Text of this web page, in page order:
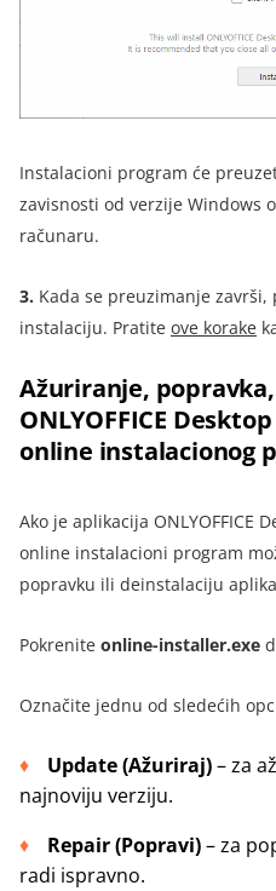
Instalacioni program će
zavisnosti od verzije Windows
računaru.
3. Kada se preuzimanje završi,
instalaciju. Pratite ove korake
Ažuriranje,
ONLYOFFICE
online instalacionog
Ako je aplikacija ONLYOFFICE
online instalacioni program
popravku ili deinstalaciju
Pokrenite online-installer.exe
Označite jednu od sledećih
Update (Ažuriraj)–za
najnoviju verziju.
Repair (Popravi)–za
radi ispravno.